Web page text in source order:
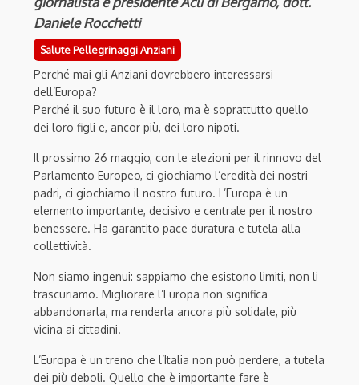
Daniele Rocchetti
Salute Pellegrinaggi Anziani
Perché mai gli Anziani dovrebbero interessarsi
dell’Europa?
Perché il suo futuro è il loro, ma è soprattutto quello
dei loro figli e, ancor più, dei loro nipoti.
Il prossimo 26 maggio, con le elezioni per il rinnovo del
Parlamento Europeo, ci giochiamo l’eredità dei nostri
padri, ci giochiamo il nostro futuro. L’Europa è un
elemento importante, decisivo e centrale per il nostro
benessere. Ha garantito pace duratura e tutela alla
collettività.
Non siamo ingenui: sappiamo che esistono limiti, non li
trascuriamo. Migliorare l’Europa non significa
abbandonarla, ma renderla ancora più solidale, più
vicina ai cittadini.
L’Europa è un treno che l’Italia non può perdere, a tutela
dei più deboli. Quello che è importante fare è